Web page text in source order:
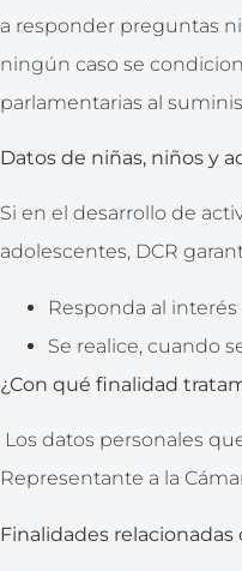
a responder preguntas
ningún caso se
parlamentarias al
Datos de niñas, niños y
Si en el desarrollo de
adolescentes, DCR
Responda al
Se realice, cuando
¿Con qué finalidad
Los datos personales
Representante a la
Finalidades